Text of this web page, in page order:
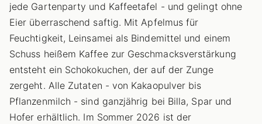
jede Gartenparty und Kaffeetafel - und gelingt ohne
Eier überraschend saftig. Mit Apfelmus für
Feuchtigkeit, Leinsamei als Bindemittel und einem
Schuss heißem Kaffee zur Geschmacksverstärkung
entsteht ein Schokokuchen, der auf der Zunge
zergeht. Alle Zutaten - von Kakaopulver bis
Pflanzenmilch - sind ganzjährig bei Billa, Spar und
Hofer erhältlich. Im Sommer 2026 ist der